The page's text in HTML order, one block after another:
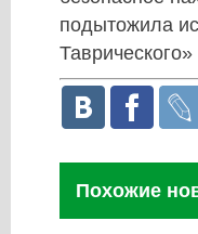
подытожила
Похожие